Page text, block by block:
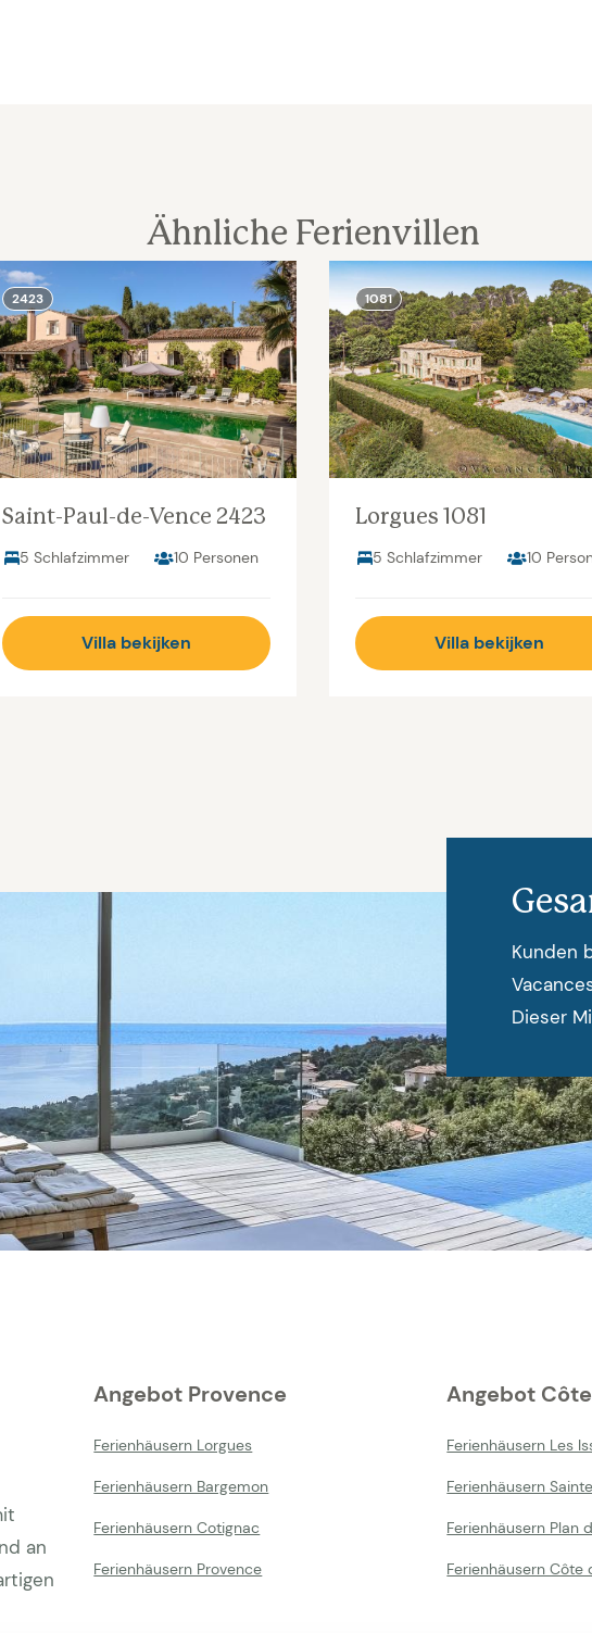
Ähnliche Ferienvillen
2423
Saint-Paul-de-Vence 2423
5 Schlafzimmer 10 Personen
Villa bekijken
1081
Lorgues 1081
5 Schlafzimmer 10
Villa bekijken
Kunden
Dieser
an
Angebot Provence
Ferienhäusern Lorgues
Ferienhäusern Bargemon
Ferienhäusern Cotignac
Ferienhäusern Provence
Angebot
Ferienhäusern Les
Ferienhäusern
Ferienhäusern Plan
Ferienhäusern Côte